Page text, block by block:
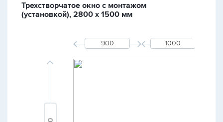
Трехстворчатое окно с монтажом
(установкой), 2800 х 1500 мм